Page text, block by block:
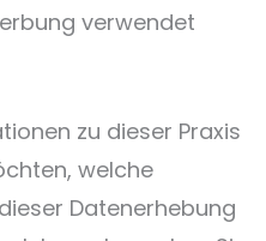
verwendet
zu dieser Praxis
welche
Datenerhebung